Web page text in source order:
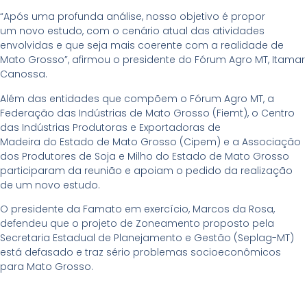
“Após uma profunda análise, nosso objetivo é propor
um novo estudo, com o cenário atual das atividades
envolvidas e que seja mais coerente com a realidade de
Mato Grosso”, afirmou o presidente do Fórum Agro MT, Itamar
Canossa.
Além das entidades que compõem o Fórum Agro MT, a
Federação das Indústrias de Mato Grosso (Fiemt), o Centro
das Indústrias Produtoras e Exportadoras de
Madeira do Estado de Mato Grosso (Cipem) e a Associação
dos Produtores de Soja e Milho do Estado de Mato Grosso
participaram da reunião e apoiam o pedido da realização
de um novo estudo.
O presidente da Famato em exercício, Marcos da Rosa,
defendeu que o projeto de Zoneamento proposto pela
Secretaria Estadual de Planejamento e Gestão (Seplag-MT)
está defasado e traz sério problemas socioeconômicos
para Mato Grosso.